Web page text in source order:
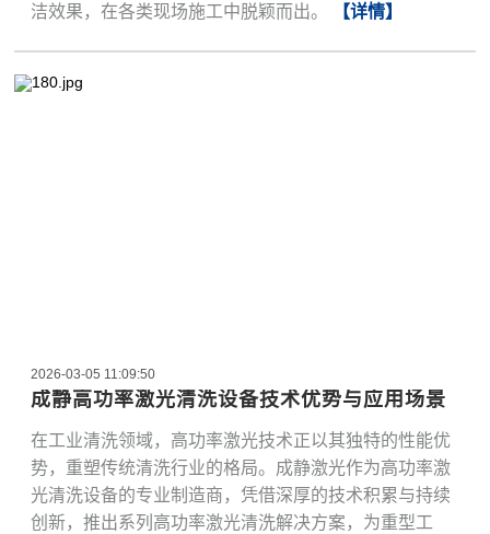
洁效果，在各类现场施工中脱颖而出。
【详情】
2026-03-05 11:09:50
成静高功率激光清洗设备技术优势与应用场景
在工业清洗领域，高功率激光技术正以其独特的性能优
势，重塑传统清洗行业的格局。成静激光作为高功率激
光清洗设备的专业制造商，凭借深厚的技术积累与持续
创新，推出系列高功率激光清洗解决方案，为重型工